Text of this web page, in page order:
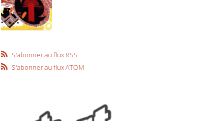
S'abonner au flux RSS
S'abonner au flux ATOM